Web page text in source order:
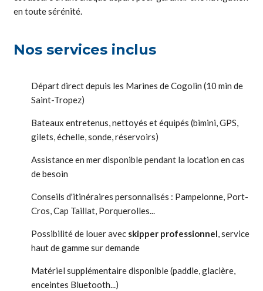
en toute sérénité.
Nos services inclus
Départ direct depuis les Marines de Cogolin (10 min de
Saint-Tropez)
Bateaux entretenus, nettoyés et équipés (bimini, GPS,
gilets, échelle, sonde, réservoirs)
Assistance en mer disponible pendant la location en cas
de besoin
Conseils d'itinéraires personnalisés : Pampelonne, Port-
Cros, Cap Taillat, Porquerolles...
Possibilité de louer avec skipper professionnel, service
haut de gamme sur demande
Matériel supplémentaire disponible (paddle, glacière,
enceintes Bluetooth...)